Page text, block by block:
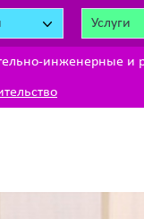
Услуги
инженерные и